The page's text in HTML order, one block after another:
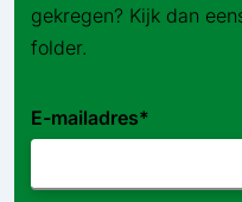
gekregen? Kijk dan
folder.
E-mailadres*